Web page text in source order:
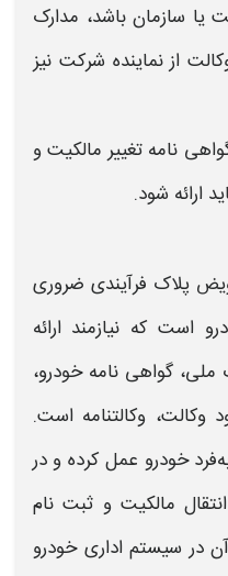
یا سازمان باشد، مدارک
از نماینده شرکت نیز
نامه تغییر مالکیت و
ارائه شود.
پلاک فرآیندی ضروری
است که نیازمند ارائه
ملی، گواهی نامه خودرو،
وکالتنامه است.
خودرو عمل کرده و در
مالکیت و ثبت نام
در سیستم اداری خودرو